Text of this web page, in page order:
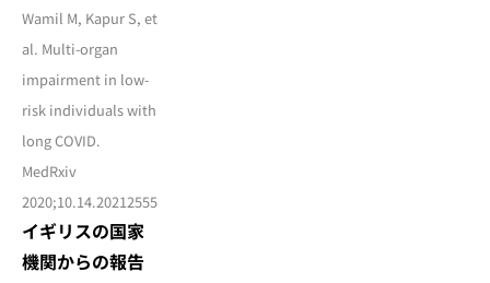
Wamil M, Kapur S, et
al. Multi-organ
impairment in low-
risk individuals with
long COVID.
MedRxiv
2020;10.14.20212555
イギリスの国家
機関からの報告